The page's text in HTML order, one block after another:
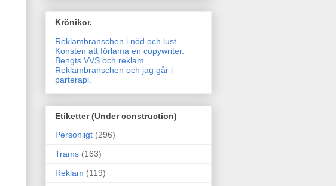
Krönikor.
Reklambranschen i nöd och lust.
Konsten att förlama en copywriter.
Bengts VVS och reklam.
Reklambranschen och jag går i
parterapi.
Etiketter (Under construction)
Personligt (296)
Trams (163)
Reklam (119)